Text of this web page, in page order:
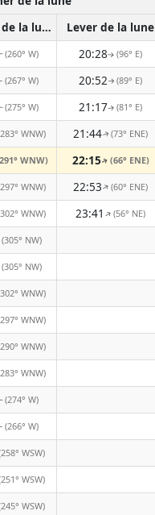
Coucher de la lune Lever de la lune
(260° W) 20:28↑(96° E)
(267° W) 20:52↑(89° E)
(275° W) 21:17↑(81° E)
WNW) 21:44↑(73° ENE)
WNW) 22:15↑(66° ENE)
WNW) 22:53↑(60° ENE)
WNW) 23:41 ↑(56° NE)
(305° NW)
(305° NW)
WNW)
WNW)
WNW)
WNW)
(274° W)
(266° W)
WSW)
WSW)
WSW)